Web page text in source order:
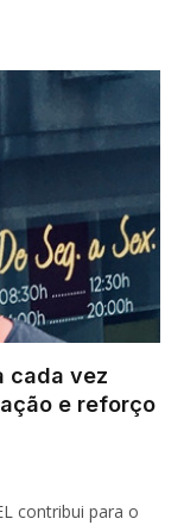
cada vez
e reforço
contribui para o